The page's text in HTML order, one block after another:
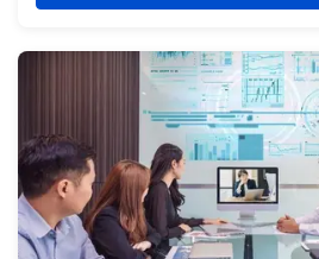
reibungslosen Betrieb des